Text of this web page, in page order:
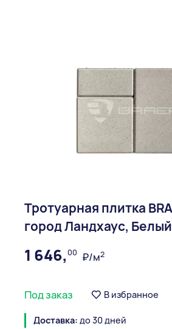
Тротуарная плитка
город Ландхаус,
1 646,00 ₽/м2
Под заказ В избранное
Доставка: до 30 дней